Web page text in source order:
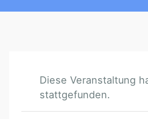
Diese Veranstaltung
stattgefunden.